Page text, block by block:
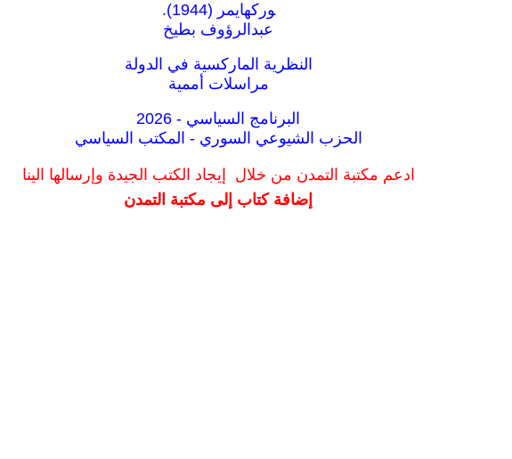
وركهايمر (1944).
عبدالرؤوف بطيخ
النظرية الماركسية في الدولة
مراسلات أممية
البرنامج السياسي - 2026
الحزب الشيوعي السوري - المكتب السياسي
ادعم مكتبة التمدن من خلال إيجاد الكتب الجيدة وإرسالها الينا
إضافة كتاب إلى مكتبة التمدن